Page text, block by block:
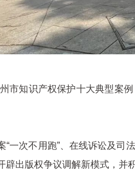
市知识产权保护十大典型案
“一次不用跑”、在线诉讼及
辟出版权争议调解新模式，